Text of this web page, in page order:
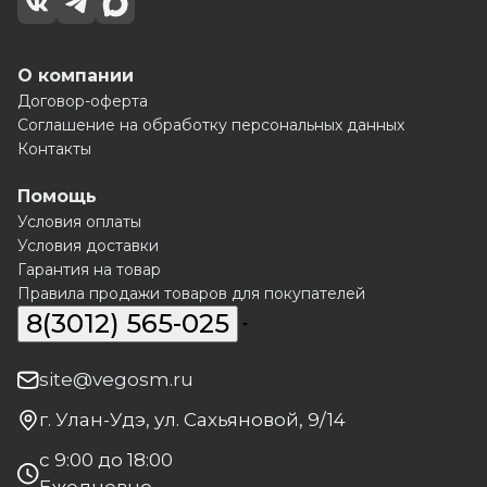
О компании
Договор-оферта
Соглашение на обработку персональных данных
Контакты
Помощь
Условия оплаты
Условия доставки
Гарантия на товар
Правила продажи товаров для покупателей
8(3012) 565-025
site@vegosm.ru
г. Улан-Удэ, ул. Сахьяновой, 9/14
с 9:00 до 18:00